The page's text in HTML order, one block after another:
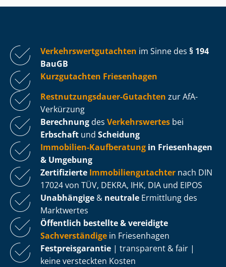
Ver­kehrs­wert­gut­ach­ten im Sinne des § 194
BauGB
Kurzgutachten Friesenhagen
Rest­nut­zungs­dau­er-Gutachten zur AfA-
Verkürzung
Berechnung des Verkehrswertes bei
Erbschaft und Scheidung
Immobilien-Kaufberatung in Friesenhagen
& Umgebung
Zertifizierte Im­mo­bi­li­en­gut­ach­ter nach DIN
17024 von TÜV, DEKRA, IHK, DIA und EIPOS
Unabhängige & neutrale Ermittlung des
Marktwertes
Öffentlich bestellte & vereidigte
Sachverständige in Friesenhagen
Fest­preis­ga­ran­tie | transparent & fair |
keine versteckten Kosten